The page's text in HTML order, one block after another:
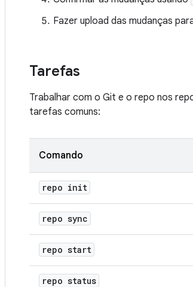
Fazer upload das mudanças
Tarefas
Trabalhar com o Git e o repo nos
tarefas comuns:
Comando
repo init
repo sync
repo start
repo status